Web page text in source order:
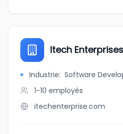
Itech Enterprises
Industrie: Software
1-10 employés
itechenterprise.com